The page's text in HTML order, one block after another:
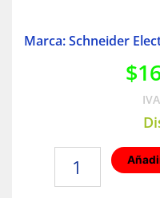
Marca: Schneider
$
Tablero